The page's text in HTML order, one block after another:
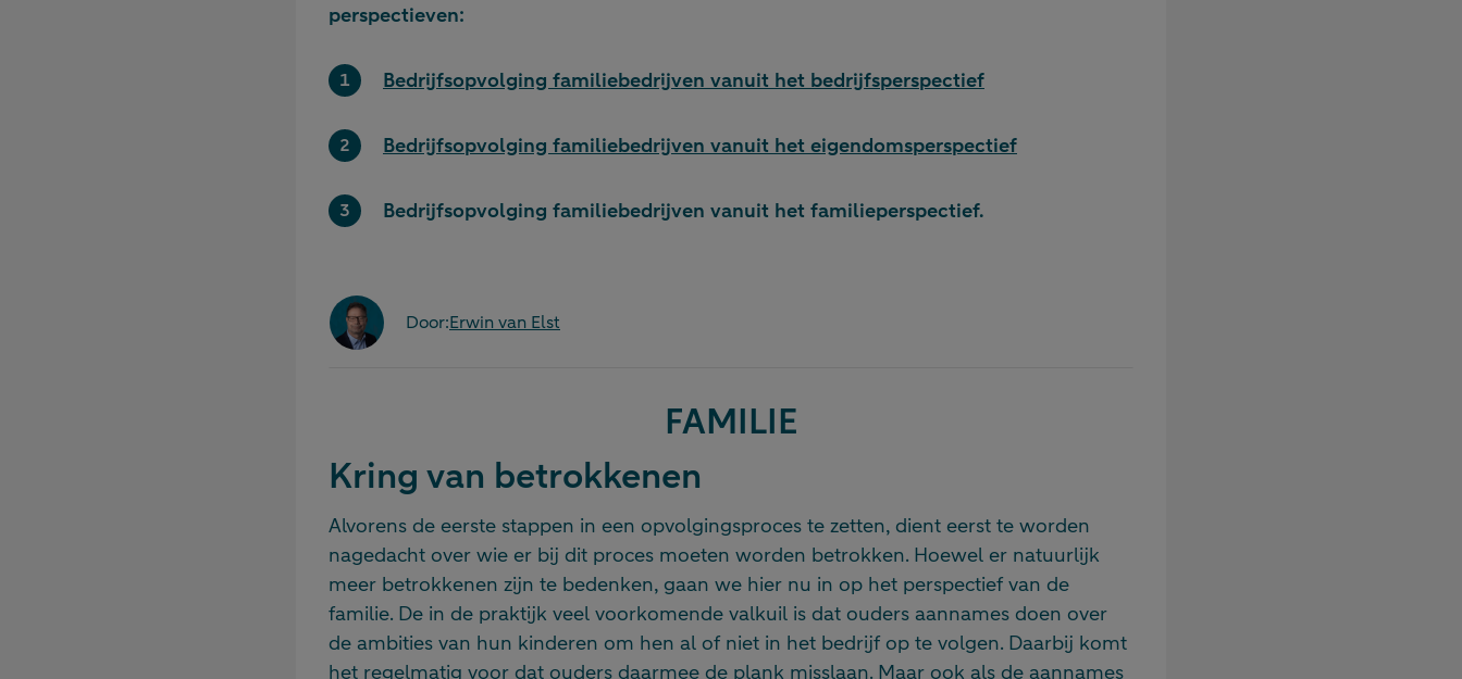
perspectieven:
Bedrijfsopvolging familiebedrijven vanuit het bedrijfsperspectief
Bedrijfsopvolging familiebedrijven vanuit het eigendomsperspectief
Bedrijfsopvolging familiebedrijven vanuit het familieperspectief.
Door:Erwin van Elst
FAMILIE
Kring van betrokkenen
Alvorens de eerste stappen in een opvolgingsproces te zetten, dient eerst te worden
nagedacht over wie er bij dit proces moeten worden betrokken. Hoewel er natuurlijk
meer betrokkenen zijn te bedenken, gaan we hier nu in op het perspectief van de
familie. De in de praktijk veel voorkomende valkuil is dat ouders aannames doen over
de ambities van hun kinderen om hen al of niet in het bedrijf op te volgen. Daarbij komt
het regelmatig voor dat ouders daarmee de plank misslaan. Maar ook als de aannames